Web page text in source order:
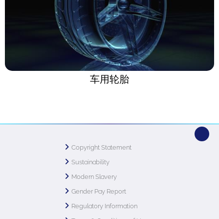
车用轮胎
Copyright Statement
Sustainability
Modern Slavery
Gender Pay Report
Regulatory Information